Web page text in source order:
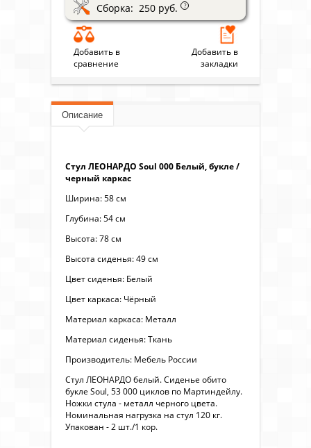
Сборка: 250 руб.
?
Добавить в
сравнение
Добавить в
закладки
Описание
Стул ЛЕОНАРДО Soul 000 Белый, букле /
черный каркас
Ширина: 58 см
Глубина: 54 см
Высота: 78 см
Высота сиденья: 49 см
Цвет сиденья: Белый
Цвет каркаса: Чёрный
Материал каркаса: Металл
Материал сиденья: Ткань
Производитель: Мебель России
Стул ЛЕОНАРДО белый. Сиденье обито
букле Soul, 53 000 циклов по Мартиндейлу.
Ножки стула - металл черного цвета.
Номинальная нагрузка на стул 120 кг.
Упакован - 2 шт./1 кор.